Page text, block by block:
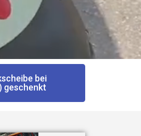
bei
geschenkt